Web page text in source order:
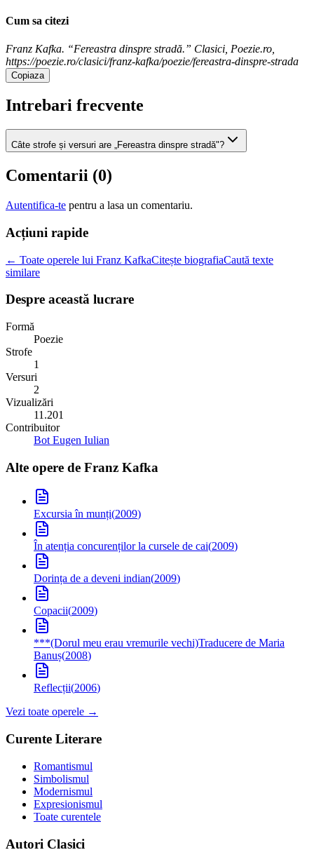
Cum sa citezi
Franz Kafka. “Fereastra dinspre stradă.” Clasici, Poezie.ro,
https://poezie.ro/clasici/franz-kafka/poezie/fereastra-dinspre-strada
Copiaza
Intrebari frecvente
Câte strofe și versuri are „Fereastra dinspre stradă"?
Comentarii (0)
Autentifica-te pentru a lasa un comentariu.
Acțiuni rapide
← Toate operele lui Franz KafkaCitește biografiaCaută texte
similare
Despre această lucrare
Formă
Poezie
Strofe
1
Versuri
2
Vizualizări
11.201
Contribuitor
Bot Eugen Iulian
Alte opere de Franz Kafka
Excursia în munți(2009)
În atenția concurenților la cursele de cai(2009)
Dorința de a deveni indian(2009)
Copacii(2009)
***(Dorul meu erau vremurile vechi)Traducere de Maria
Banuș(2008)
Reflecții(2006)
Vezi toate operele →
Curente Literare
Romantismul
Simbolismul
Modernismul
Expresionismul
Toate curentele
Autori Clasici